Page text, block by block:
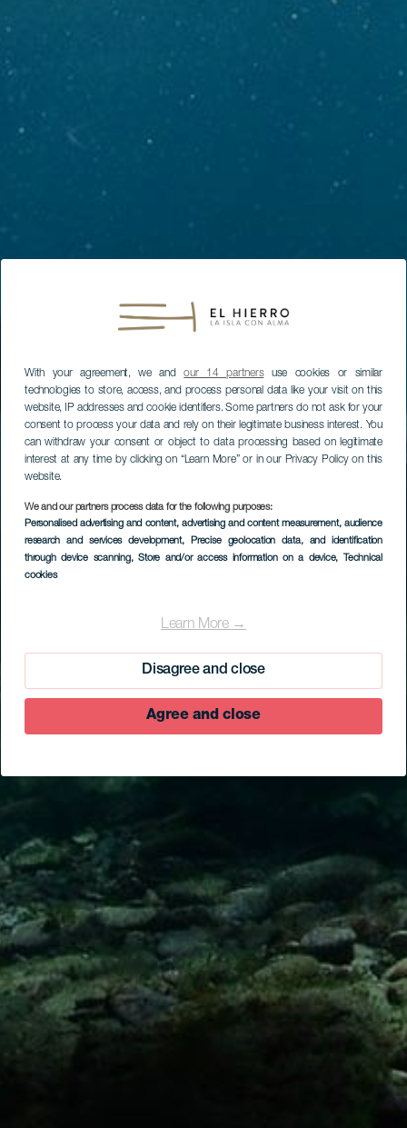
With your agreement, we andour 14 partnersuse cookies or similar
technologies to store, access, and process personal data like your visit on this
website, IP addresses and cookie identifiers. Some partners do not ask for your
consent to process your data and rely on their legitimate business interest. You
can withdraw your consent or object to data processing based on legitimate
interest at any time by clicking on “Learn More” or in our Privacy Policy on this
website.
We and our partners process data for the following purposes:
Personalised advertising and content, advertising and content measurement, audience
research and services development, Precise geolocation data, and identification
through device scanning, Store and/or access information on a device, Technical
cookies
Learn More →
Disagree and close
Agree and close